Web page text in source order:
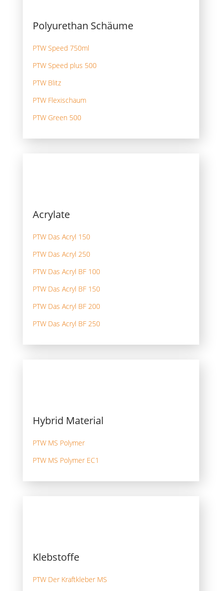
Polyurethan Schäume
PTW Speed 750ml
PTW Speed plus 500
PTW Blitz
PTW Flexischaum
PTW Green 500
Acrylate
PTW Das Acryl 150
PTW Das Acryl 250
PTW Das Acryl BF 100
PTW Das Acryl BF 150
PTW Das Acryl BF 200
PTW Das Acryl BF 250
Hybrid Material
PTW MS Polymer
PTW MS Polymer EC1
Klebstoffe
PTW Der Kraftkleber MS